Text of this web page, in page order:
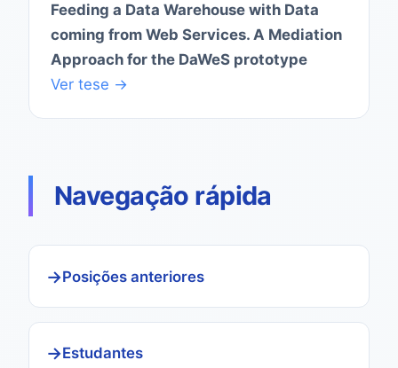
Feeding a Data Warehouse with Data
coming from Web Services. A Mediation
Approach for the DaWeS prototype
Ver tese →
Navegação rápida
Posições anteriores
Estudantes